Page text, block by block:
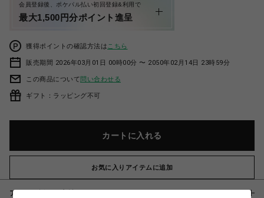
会員登録後、ポケパル払い初回登録&利用で
最大1,500円分ポイント進呈
獲得ポイントの確認方法は こちら
販売期間 2026年03月01日 00時00分 〜 2050年02月14日 23時59分
この商品について問い合わせる
ギフト：ラッピング不可
カートに入れる
お気に入りアイテムに追加
アイテム説明 / 素材